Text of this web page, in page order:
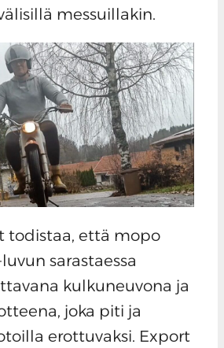
messuillakin.
todistaa, että mopo
sarastaessa
kulkuneuvona ja
joka piti ja
erottuvaksi. Export